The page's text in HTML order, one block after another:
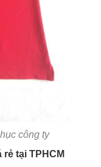
công ty
tại TPHCM